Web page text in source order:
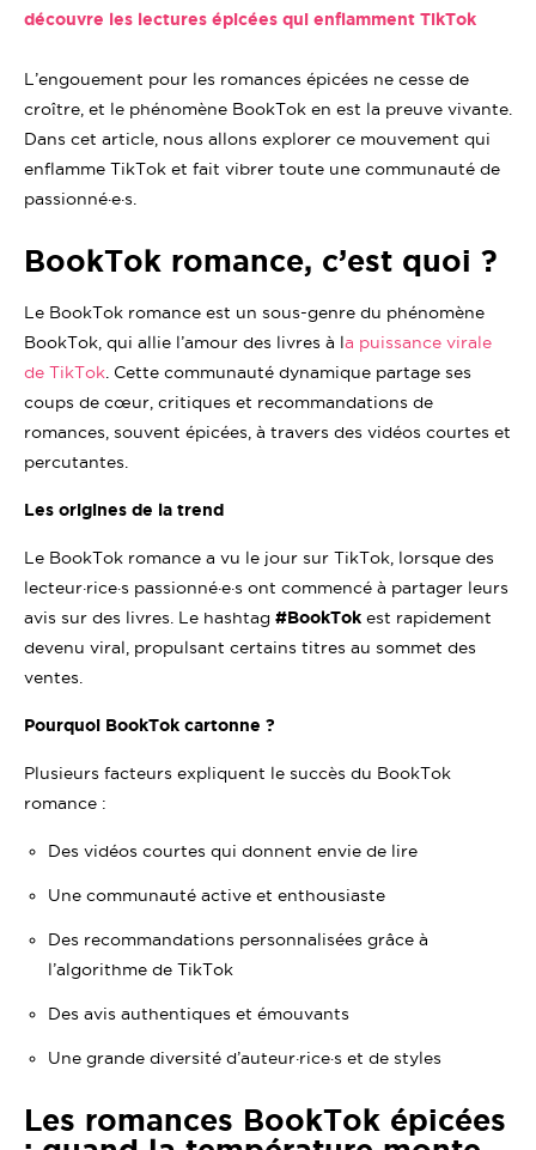
découvre les lectures épicées qui enflamment TikTok
L’engouement pour les romances épicées ne cesse de
croître, et le phénomène BookTok en est la preuve vivante.
Dans cet article, nous allons explorer ce mouvement qui
enflamme TikTok et fait vibrer toute une communauté de
passionné·e·s.
BookTok romance, c’est quoi ?
Le BookTok romance est un sous-genre du phénomène
BookTok, qui allie l’amour des livres à la puissance virale
de TikTok . Cette communauté dynamique partage ses
coups de cœur, critiques et recommandations de
romances, souvent épicées, à travers des vidéos courtes et
percutantes.
Les origines de la trend
Le BookTok romance a vu le jour sur TikTok, lorsque des
lecteur·rice·s passionné·e·s ont commencé à partager leurs
avis sur des livres. Le hashtag #BookTok est rapidement
devenu viral, propulsant certains titres au sommet des
ventes.
Pourquoi BookTok cartonne ?
Plusieurs facteurs expliquent le succès du BookTok
romance :
Des vidéos courtes qui donnent envie de lire
Une communauté active et enthousiaste
Des recommandations personnalisées grâce à
l’algorithme de TikTok
Des avis authentiques et émouvants
Une grande diversité d’auteur·rice·s et de styles
Les romances BookTok épicées